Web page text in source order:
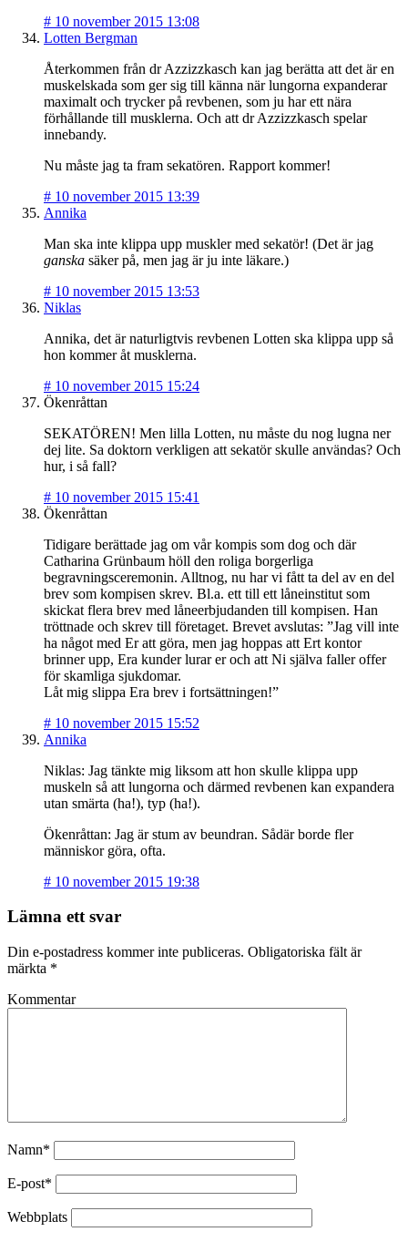
# 10 november 2015 13:08
Lotten Bergman
Återkommen från dr Azzizzkasch kan jag berätta att det är en
muskelskada som ger sig till känna när lungorna expanderar
maximalt och trycker på revbenen, som ju har ett nära
förhållande till musklerna. Och att dr Azzizzkasch spelar
innebandy.
Nu måste jag ta fram sekatören. Rapport kommer!
# 10 november 2015 13:39
Annika
Man ska inte klippa upp muskler med sekatör! (Det är jag
ganska säker på, men jag är ju inte läkare.)
# 10 november 2015 13:53
Niklas
Annika, det är naturligtvis revbenen Lotten ska klippa upp så
hon kommer åt musklerna.
# 10 november 2015 15:24
Ökenråttan
SEKATÖREN! Men lilla Lotten, nu måste du nog lugna ner
dej lite. Sa doktorn verkligen att sekatör skulle användas? Och
hur, i så fall?
# 10 november 2015 15:41
Ökenråttan
Tidigare berättade jag om vår kompis som dog och där
Catharina Grünbaum höll den roliga borgerliga
begravningsceremonin. Alltnog, nu har vi fått ta del av en del
brev som kompisen skrev. Bl.a. ett till ett låneinstitut som
skickat flera brev med låneerbjudanden till kompisen. Han
tröttnade och skrev till företaget. Brevet avslutas: ”Jag vill inte
ha något med Er att göra, men jag hoppas att Ert kontor
brinner upp, Era kunder lurar er och att Ni själva faller offer
för skamliga sjukdomar.
Låt mig slippa Era brev i fortsättningen!”
# 10 november 2015 15:52
Annika
Niklas: Jag tänkte mig liksom att hon skulle klippa upp
muskeln så att lungorna och därmed revbenen kan expandera
utan smärta (ha!), typ (ha!).
Ökenråttan: Jag är stum av beundran. Sådär borde fler
människor göra, ofta.
# 10 november 2015 19:38
Lämna ett svar
Din e-postadress kommer inte publiceras. Obligatoriska fält är
märkta *
Kommentar
Namn*
E-post*
Webbplats